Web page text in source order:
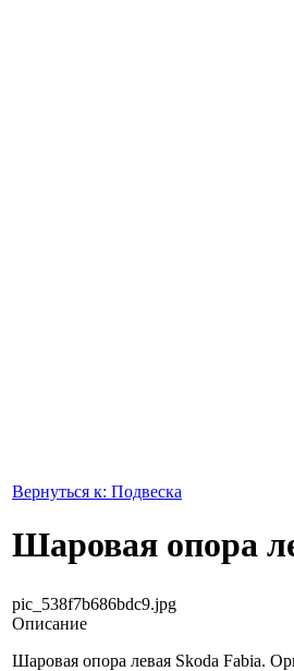
Вернуться к: Подвеска
Шаровая опора
pic_538f7b686bdc9.jpg
Описание
Шаровая опора левая Skoda Fabia.